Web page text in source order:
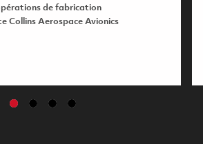
de fabrication
Collins Aerospace Avionics